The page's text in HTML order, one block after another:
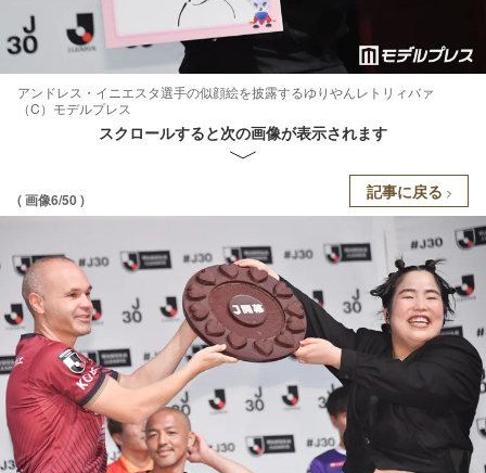
アンドレス・イニエスタ選手の似顔絵を披露するゆりやんレトリィバァ
（C）モデルプレス
スクロールすると次の画像が表示されます
( 画像6/50 ) 記事に戻る